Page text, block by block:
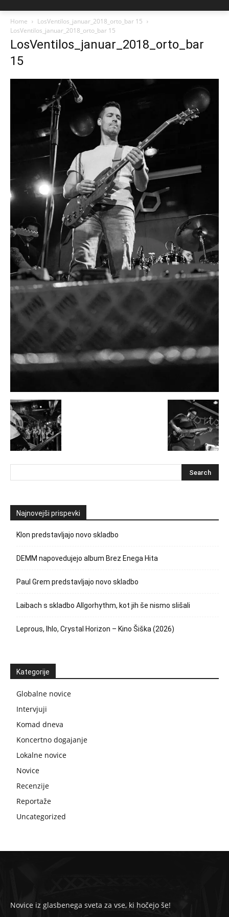
Home
LosVentilos_januar_2018_orto_bar 15
LosVentilos_januar_2018_orto_bar 15
LosVentilos_januar_2018_orto_bar
15
Najnovejši prispevki
Klon predstavljajo novo skladbo
DEMM napovedujejo album Brez Enega Hita
Paul Grem predstavljajo novo skladbo
Laibach s skladbo Allgorhythm, kot jih še nismo slišali
Leprous, Ihlo, Crystal Horizon – Kino Šiška (2026)
Kategorije
Globalne novice
Intervjuji
Komad dneva
Koncertno dogajanje
Lokalne novice
Novice
Recenzije
Reportaže
Uncategorized
Novice iz glasbenega sveta za vse, ki hočejo še!